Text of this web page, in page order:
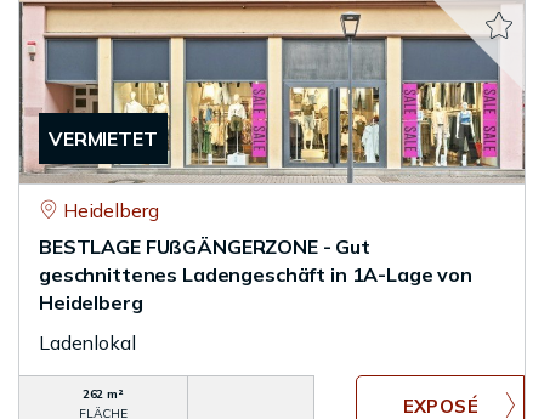
VERMIETET
Heidelberg
BESTLAGE FUßGÄNGERZONE - Gut
geschnittenes Ladengeschäft in 1A-Lage von
Heidelberg
Ladenlokal
262 m²
FLÄCHE